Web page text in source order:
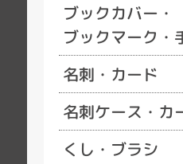
ブックカバー・
ブックマーク・
名刺・カード
名刺ケース・カ
くし・ブラシ